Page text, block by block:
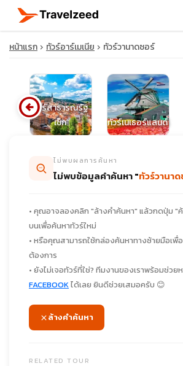
search
หน้าแรก ทัวร์อาร์เมเนีย ทัวร์วานาดซอร์
ทัวร์สาธารณรัฐ
เช็ก
ทัวร์เนเธอร์แลนด์
arrow_circle_left
ไม่พบผลการค้นหา
ไม่พบข้อมูลคำค้นหา "ทัวร์วานา
• คุณอาจลองคลิก "ล้างคำค้นหา" แล้วกดปุ่ม "
บนเพื่อค้นหาทัวร์ใหม่
• หรือคุณสามารถใช้กล่องค้นหาทางซ้ายมือเพื่
ต้องการ
• ยังไม่เจอทัวร์ที่ใช่? ทีมงานของเราพร้อมช่วย
FACEBOOKได้เลย ยินดีช่วยเสมอครับ 😊
ล้างคำค้นหา
RELATED TOUR